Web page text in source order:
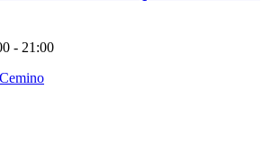
- 21:00